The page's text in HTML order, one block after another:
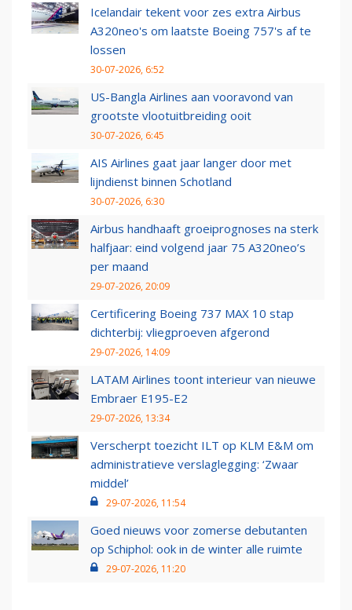
Icelandair tekent voor zes extra Airbus
A320neo's om laatste Boeing 757's af te
lossen
30-07-2026, 6:52
US-Bangla Airlines aan vooravond van
grootste vlootuitbreiding ooit
30-07-2026, 6:45
AIS Airlines gaat jaar langer door met
lijndienst binnen Schotland
30-07-2026, 6:30
Airbus handhaaft groeiprognoses na sterk
halfjaar: eind volgend jaar 75 A320neo’s
per maand
29-07-2026, 20:09
Certificering Boeing 737 MAX 10 stap
dichterbij: vliegproeven afgerond
29-07-2026, 14:09
LATAM Airlines toont interieur van nieuwe
Embraer E195-E2
29-07-2026, 13:34
Verscherpt toezicht ILT op KLM E&M om
administratieve verslaglegging: ‘Zwaar
middel’
29-07-2026, 11:54
Goed nieuws voor zomerse debutanten
op Schiphol: ook in de winter alle ruimte
29-07-2026, 11:20